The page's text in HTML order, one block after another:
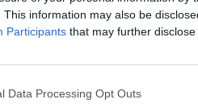
This information may also be
Participants that may further
Data Processing Opt Outs
2
12 Maggio alle ore 14:54·Ti stimo·
Nosferatu:Gimlet ...e se tanto mi